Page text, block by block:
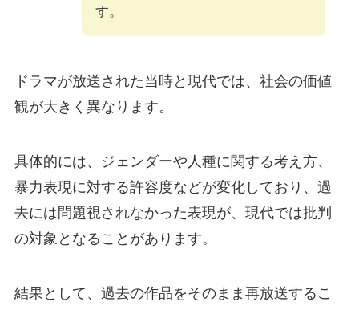
す。
ドラマが放送された当時と現代では、社会の価値
観が大きく異なります。
具体的には、ジェンダーや人種に関する考え方、
暴力表現に対する許容度などが変化しており、過
去には問題視されなかった表現が、現代では批判
の対象となることがあります。
結果として、過去の作品をそのまま再放送するこ